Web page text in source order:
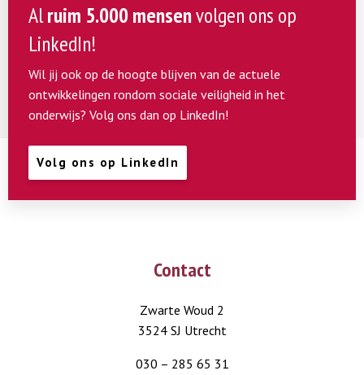
Alruim 5.000 mensenvolgen ons op
LinkedIn!
Wil jij ook op de hoogte blijven van de actuele
ontwikkelingen rondom sociale veiligheid in het
onderwijs? Volg ons dan op LinkedIn!
Volg ons op LinkedIn
Contact
Zwarte Woud 2
3524 SJ Utrecht
030 – 285 65 31